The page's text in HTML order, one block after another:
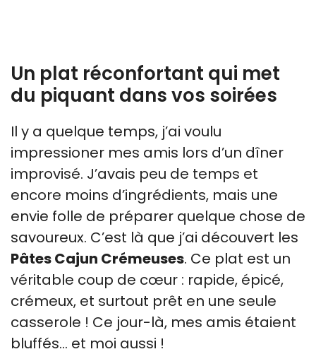
Un plat réconfortant qui met
du piquant dans vos soirées
Il y a quelque temps, j’ai voulu
impressioner mes amis lors d’un dîner
improvisé. J’avais peu de temps et
encore moins d’ingrédients, mais une
envie folle de préparer quelque chose de
savoureux. C’est là que j’ai découvert les
Pâtes Cajun Crémeuses. Ce plat est un
véritable coup de cœur : rapide, épicé,
crémeux, et surtout prêt en une seule
casserole ! Ce jour-là, mes amis étaient
bluffés… et moi aussi !